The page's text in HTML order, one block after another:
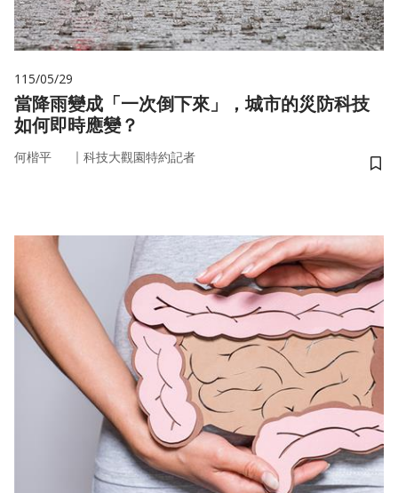
115/05/29
當降雨變成「一次倒下來」，城市的災防科技
如何即時應變？
何楷平 ｜ 科技大觀園特約記者
儲